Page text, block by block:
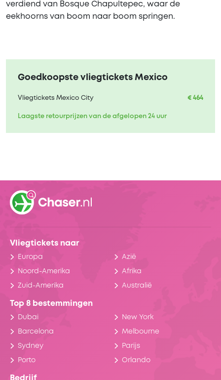
verdiend van Bosque Chapultepec, waar de
eekhoorns van boom naar boom springen.
Goedkoopste vliegtickets Mexico
Vliegtickets Mexico City € 464
Laagste retourprijzen van de afgelopen 24 uur
Vliegtickets naar
Europa
Noord-Amerika
Zuid-Amerika
Azië
Afrika
Australië
Top 8 bestemmingen
Dubai
Barcelona
Sydney
Porto
New York
Melbourne
Parijs
Orlando
Bedrijf